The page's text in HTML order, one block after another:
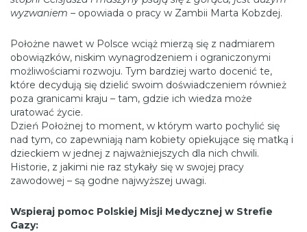
wyzwaniem – opowiada o pracy w Zambii Marta Kobzdej.
Położne nawet w Polsce wciąż mierzą się z nadmiarem
obowiązków, niskim wynagrodzeniem i ograniczonymi
możliwościami rozwoju. Tym bardziej warto docenić te,
które decydują się dzielić swoim doświadczeniem również
poza granicami kraju – tam, gdzie ich wiedza może
uratować życie.
Dzień Położnej to moment, w którym warto pochylić się
nad tym, co zapewniają nam kobiety opiekujące się matką i
dzieckiem w jednej z najważniejszych dla nich chwili.
Historie, z jakimi nie raz stykały się w swojej pracy
zawodowej – są godne najwyższej uwagi.
Wspieraj pomoc Polskiej Misji Medycznej w Strefie
Gazy: